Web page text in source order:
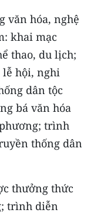
văn hóa, nghệ
khai mạc
thao, du lịch;
hội, nghi
dân tộc
bá văn hóa
trình
thống dân
thưởng thức
trình diễn